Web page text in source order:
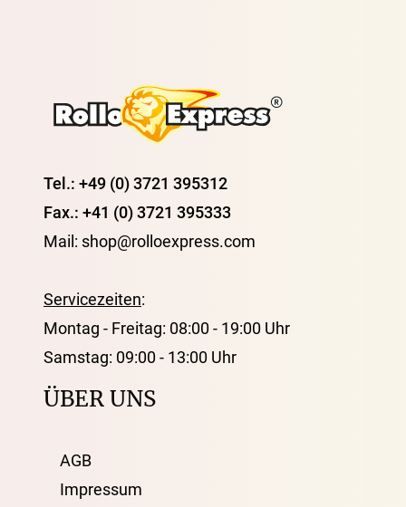
Tel.: +49 (0) 3721 395312
Fax.: +41 (0) 3721 395333
Mail: shop@rolloexpress.com
Servicezeiten:
Montag - Freitag: 08:00 - 19:00 Uhr
Samstag: 09:00 - 13:00 Uhr
ÜBER UNS
AGB
Impressum